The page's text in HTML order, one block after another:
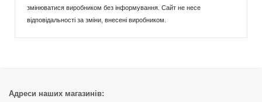
змінюватися виробником без інформування. Сайт не несе
відповідальності за зміни, внесені виробником.
Адреси наших магазинів: